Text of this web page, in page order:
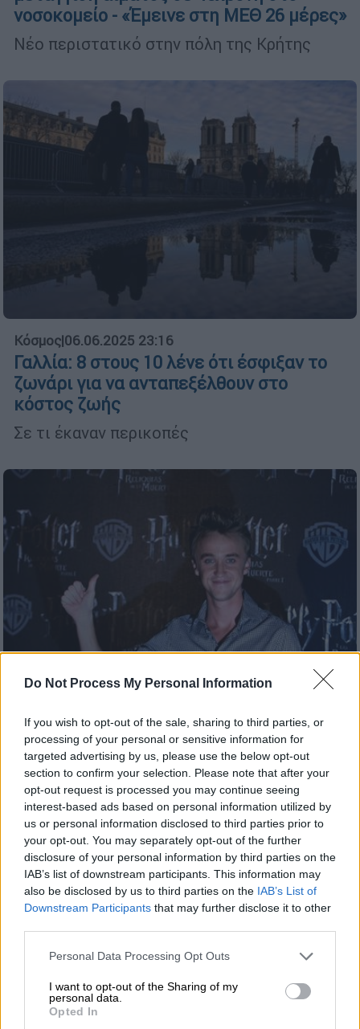
Do Not Process My Personal Information
If you wish to opt-out of the sale, sharing to third parties, or
processing of your personal or sensitive information for
targeted advertising by us, please use the below opt-out
section to confirm your selection. Please note that after your
opt-out request is processed you may continue seeing
interest-based ads based on personal information utilized by
us or personal information disclosed to third parties prior to
your opt-out. You may separately opt-out of the further
disclosure of your personal information by third parties on the
IAB’s list of downstream participants. This information may
also be disclosed by us to third parties on the IAB’s List of
Downstream Participants that may further disclose it to other
Please note that this website/app uses one or more Google
not limited to your visit or usage behaviour. You may click to
grant or deny consent to Google and its third-party tags to
use your data for below specified purposes in below Google
Personal Data Processing Opt Outs
I want to opt-out of the Sharing of my
personal data.
Opted In
νοσοκομείο - «Έμεινε στη ΜΕΘ 26 μέρες»
Νέο περιστατικό στην πόλη της Κρήτης
Κόσμος|06.06.2025 23:16
Γαλλία: 8 στους 10 λένε ότι έσφιξαν το
ζωνάρι για να ανταπεξέλθουν στο
κόστος ζωής
Σε τι έκαναν περικοπές
Θέατρο|06.06.2025 23:00
Ο Τομ Φέλτον επιστρέφει στο ρόλο του
Ντράγκο Μαλφόι μέσα από το
Μπρόντγουεϊ
Το έργο διαδραματίζεται 19 χρόνια μετά τα
γεγονότα του τελευταίου βιβλίου της
σειράς